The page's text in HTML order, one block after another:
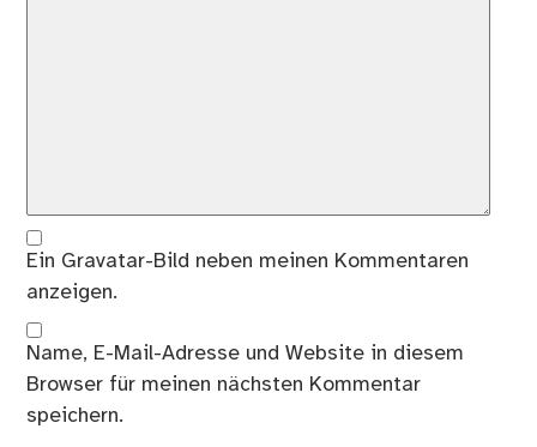
Ein Gravatar-Bild neben meinen Kommentaren
anzeigen.
Name, E-Mail-Adresse und Website in diesem
Browser für meinen nächsten Kommentar
speichern.